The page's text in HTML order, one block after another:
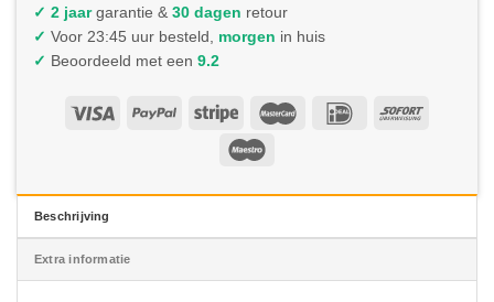
✓ 2 jaargarantie & 30 dagen retour
✓ Voor 23:45 uur besteld, morgen in huis
✓ Beoordeeld met een 9.2
Beschrijving
Extra informatie